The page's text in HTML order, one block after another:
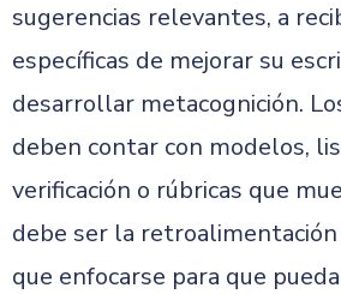
sugerencias relevantes, a
específicas de mejorar su
desarrollar metacognición.
deben contar con modelos,
verificación o rúbricas que
debe ser la retroalimentación
que enfocarse para que